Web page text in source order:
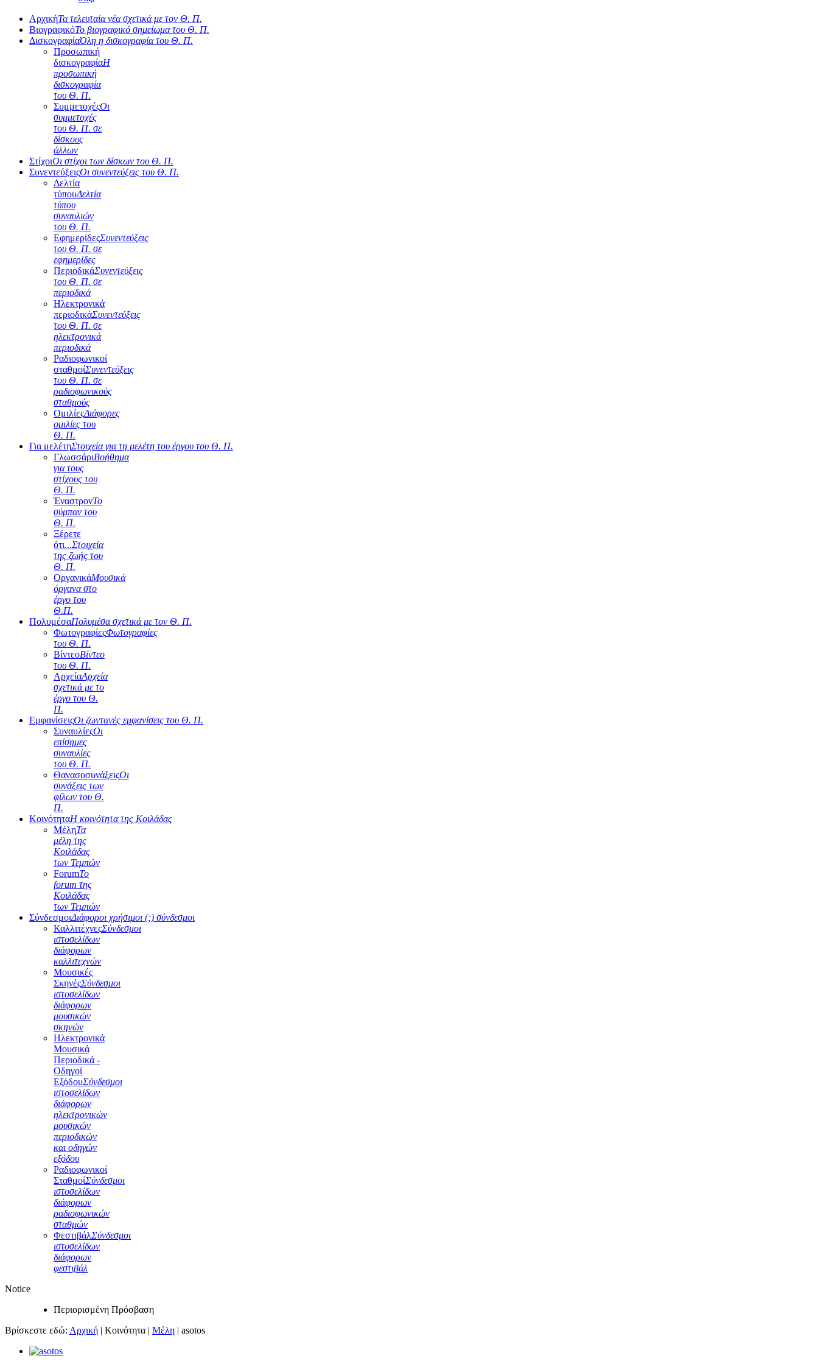
ΑρχικήΤα τελευταία νέα σχετικά με τον Θ. Π.
ΒιογραφικόΤο βιογραφικό σημείωμα του Θ. Π.
ΔισκογραφίαΌλη η δισκογραφία του Θ. Π.
Προσωπική
δισκογραφίαΗ
προσωπική
δισκογραφία
του Θ. Π.
ΣυμμετοχέςΟι
συμμετοχές
του Θ. Π. σε
δίσκους
άλλων
ΣτίχοιΟι στίχοι των δίσκων του Θ. Π.
ΣυνεντεύξειςΟι συνεντεύξεις του Θ. Π.
Δελτία
τύπουΔελτία
τύπου
συναυλιών
του Θ. Π.
ΕφημερίδεςΣυνεντεύξεις
του Θ. Π. σε
εφημερίδες
ΠεριοδικάΣυνεντεύξεις
του Θ. Π. σε
περιοδικά
Ηλεκτρονικά
περιοδικάΣυνεντεύξεις
του Θ. Π. σε
ηλεκτρονικά
περιοδικά
Ραδιοφωνικοί
σταθμοίΣυνεντεύξεις
του Θ. Π. σε
ραδιοφωνικούς
σταθμούς
ΟμιλίεςΔιάφορες
ομιλίες του
Θ. Π.
Για μελέτηΣτοιχεία για τη μελέτη του έργου του Θ. Π.
ΓλωσσάριΒοήθημα
για τους
στίχους του
Θ. Π.
ΈναστρονΤο
σύμπαν του
Θ. Π.
Ξέρετε
ότι...Στοιχεία
της ζωής του
Θ. Π.
ΟργανικάΜουσικά
όργανα στο
έργο του
Θ.Π.
ΠολυμέσαΠολυμέσα σχετικά με τον Θ. Π.
ΦωτογραφίεςΦωτογραφίες
του Θ. Π.
ΒίντεοΒίντεο
του Θ. Π.
ΑρχείαΑρχεία
σχετικά με το
έργο του Θ.
Π.
ΕμφανίσειςΟι ζωντανές εμφανίσεις του Θ. Π.
ΣυναυλίεςΟι
επίσημες
συναυλίες
του Θ. Π.
ΘανασοσυνάξειςΟι
συνάξεις των
φίλων του Θ.
Π.
ΚοινότηταΗ κοινότητα της Κοιλάδας
ΜέληΤα
μέλη της
Κοιλάδας
των Τεμπών
ForumΤο
forum της
Κοιλάδας
των Τεμπών
ΣύνδεσμοιΔιάφοροι χρήσιμοι (;) σύνδεσμοι
ΚαλλιτέχνεςΣύνδεσμοι
ιστοσελίδων
διάφορων
καλλιτεχνών
Μουσικές
ΣκηνέςΣύνδεσμοι
ιστοσελίδων
διάφορων
μουσικών
σκηνών
Ηλεκτρονικά
Μουσικά
Περιοδικά -
Οδηγοί
ΕξόδουΣύνδεσμοι
ιστοσελίδων
διάφορων
ηλεκτρονικών
μουσικών
περιοδικών
και οδηγών
εξόδου
Ραδιοφωνικοί
ΣταθμοίΣύνδεσμοι
ιστοσελίδων
διάφορων
ραδιοφωνικών
σταθμών
ΦεστιβάλΣύνδεσμοι
ιστοσελίδων
διάφορων
φεστιβάλ
Notice
Περιορισμένη Πρόσβαση
Βρίσκεστε εδώ: Αρχική | Κοινότητα | Μέλη | asotos